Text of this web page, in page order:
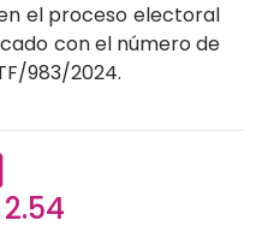
el proceso electoral
con el número de
983/2024.